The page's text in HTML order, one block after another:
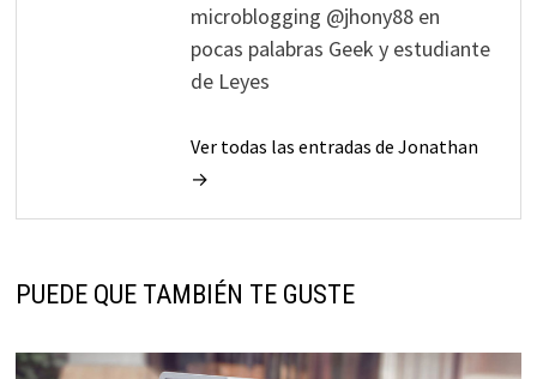
microblogging @jhony88 en
pocas palabras Geek y estudiante
de Leyes
Ver todas las entradas de Jonathan
→
PUEDE QUE TAMBIÉN TE GUSTE